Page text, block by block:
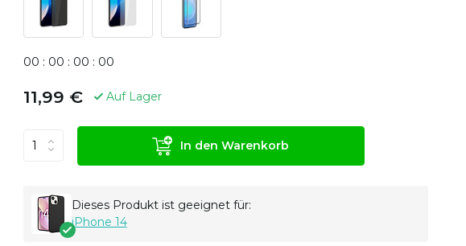
00 : 00 : 00 : 00
11,99 € Auf Lager
In den Warenkorb
Dieses Produkt ist geeignet für:
iPhone 14